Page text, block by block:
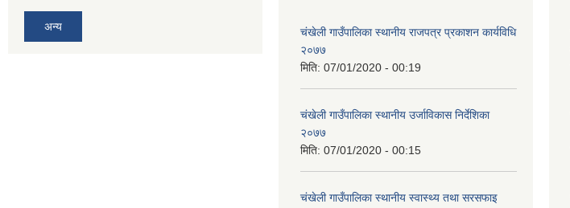
अन्य
चंखेली गाउँपालिका स्थानीय राजपत्र प्रकाशन कार्यविधि
२०७७
मिति: 07/01/2020 - 00:19
चंखेली गाउँपालिका स्थानीय उर्जाविकास निर्देशिका
२०७७
मिति: 07/01/2020 - 00:15
चंखेली गाउँपालिका स्थानीय स्वास्थ्य तथा सरसफाइ